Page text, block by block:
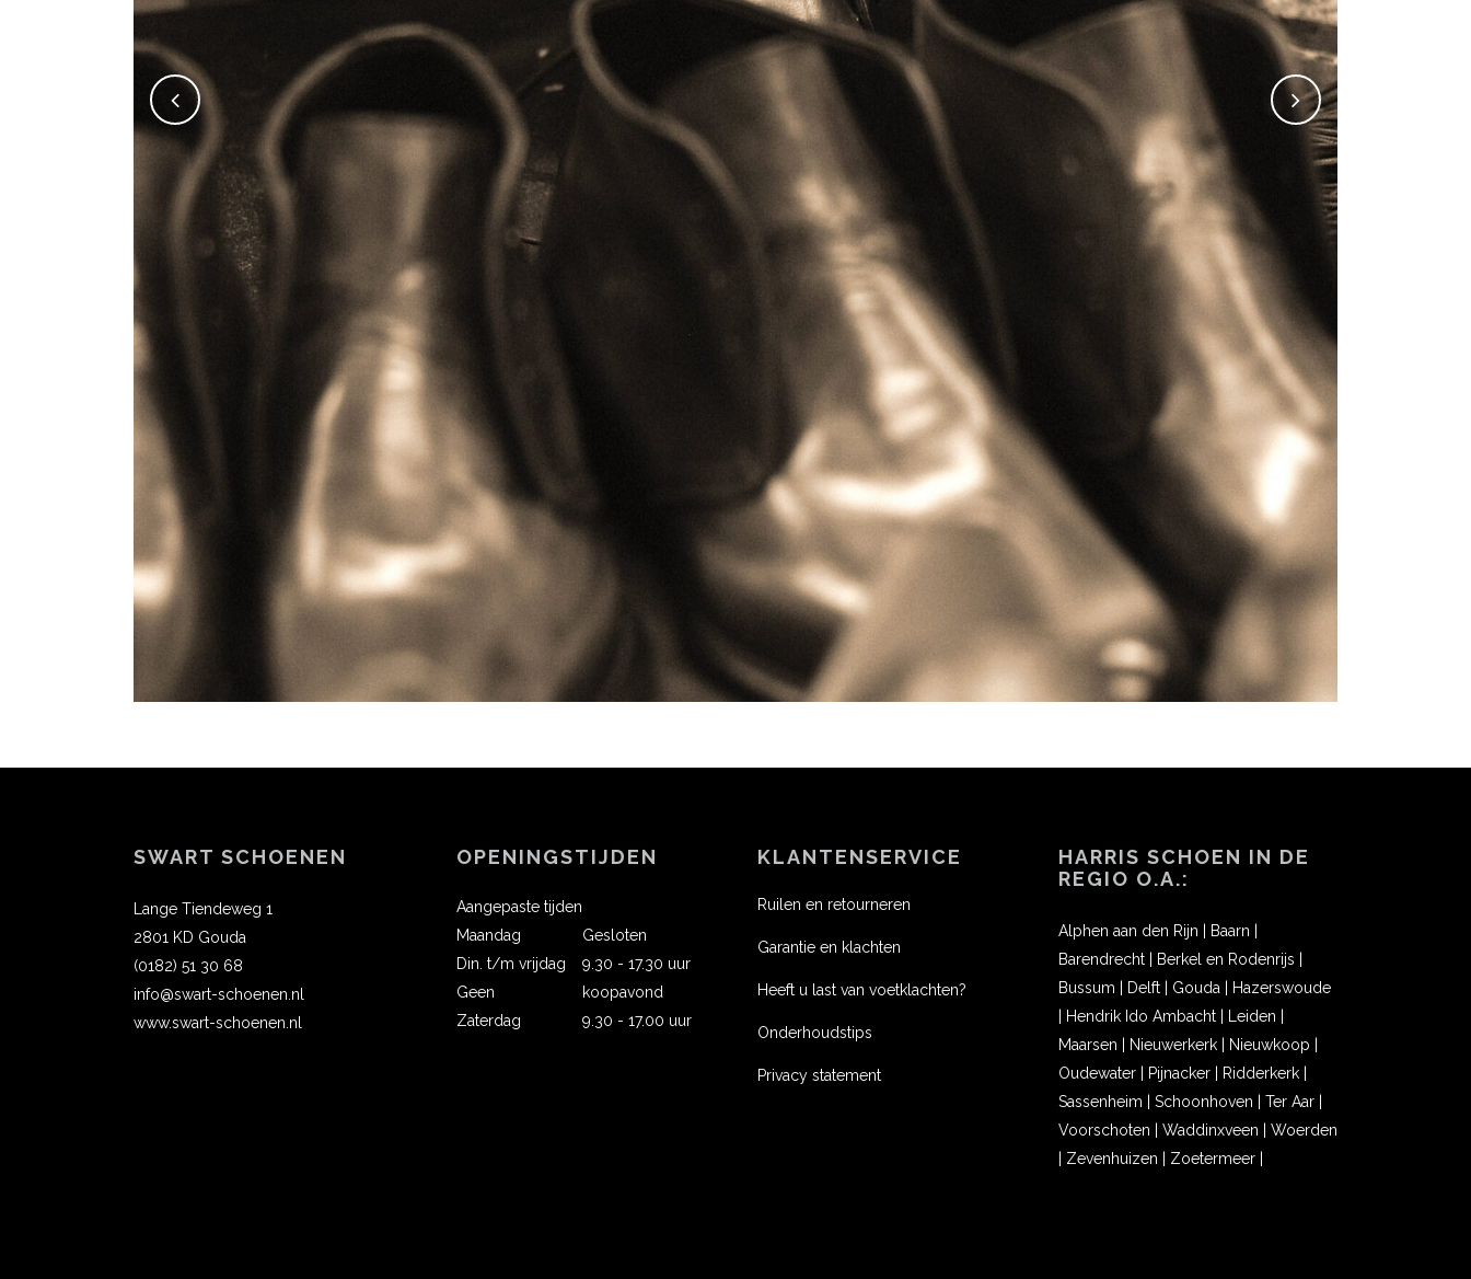
SWART SCHOENEN
Lange Tiendeweg 1
2801 KD Gouda
(0182) 51 30 68
info@swart-schoenen.nl
www.swart-schoenen.nl
OPENINGSTIJDEN
Aangepaste tijden
Maandag
Gesloten
Din. t/m vrijdag
9.30 - 17.30 uur
Geen
koopavond
Zaterdag
9.30 - 17.00 uur
KLANTENSERVICE
Ruilen en retourneren
Garantie en klachten
Heeft u last van voetklachten?
Onderhoudstips
Privacy statement
HARRIS SCHOEN IN DE
REGIO O.A.:
Alphen aan den Rijn Baarn
Barendrecht
Berkel en Rodenrijs
Bussum
Delft Gouda
Hazerswoude
Hendrik Ido Ambacht Leiden
Maarsen
Nieuwerkerk Nieuwkoop
Oudewater
Pijnacker Ridderkerk
Sassenheim
Schoonhoven Ter Aar
Voorschoten
Waddinxveen
Woerden
Zevenhuizen Zoetermeer